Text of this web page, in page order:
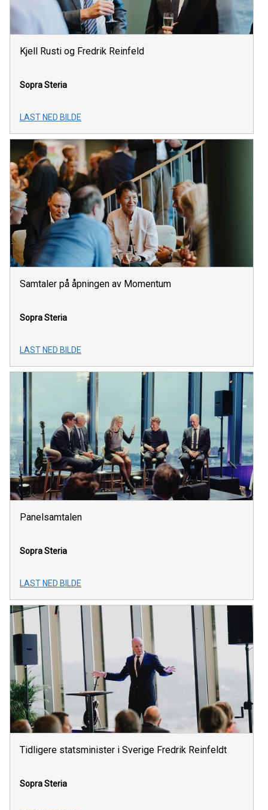
Kjell Rusti og Fredrik Reinfeld
Sopra Steria
LAST NED BILDE
Samtaler på åpningen av Momentum
Sopra Steria
LAST NED BILDE
Panelsamtalen
Sopra Steria
LAST NED BILDE
Tidligere statsminister i Sverige Fredrik Reinfeldt
Sopra Steria